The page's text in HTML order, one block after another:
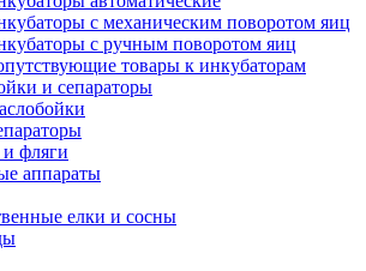
с механическим поворотом яиц
с ручным поворотом яиц
товары к инкубаторам
и сепараторы
фляги
аппараты
елки и сосны